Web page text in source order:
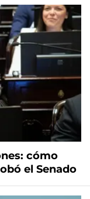
cómo
el Senado